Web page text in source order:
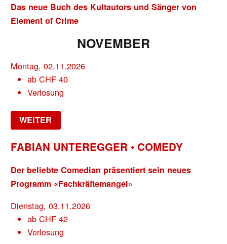
Das neue Buch des Kultautors und Sänger von
Element of Crime
NOVEMBER
Montag, 02.11.2026
ab CHF40
Verlosung
WEITER
FABIAN UNTEREGGER • COMEDY
Der beliebte Comedian präsentiert sein neues
Programm «Fachkräftemangel»
Dienstag, 03.11.2026
ab CHF42
Verlosung